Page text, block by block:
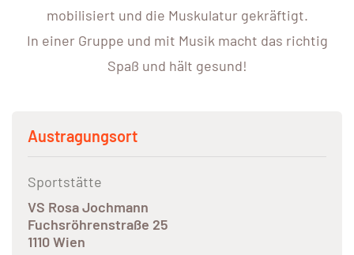
mobilisiert und die Muskulatur gekräftigt.
In einer Gruppe und mit Musik macht das richtig
Spaß und hält gesund!
Austragungsort
Sportstätte
VS Rosa Jochmann
Fuchsröhrenstraße 25
1110 Wien